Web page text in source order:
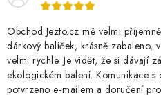
Obchod Jezto.cz mě velmi
dárkový balíček, krásně zabaleno,
velmi rychle. Je vidět, že si dávají
ekologickém balení. Komunikace
potvrzeno e‑mailem a doručení